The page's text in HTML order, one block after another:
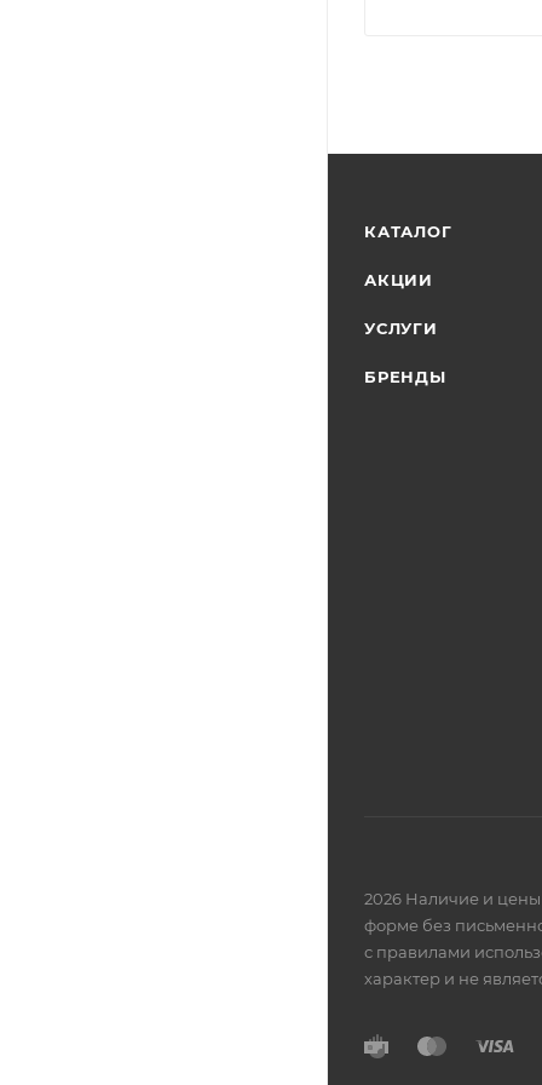
КАТАЛОГ
АКЦИИ
УСЛУГИ
БРЕНДЫ
2026 Наличие и цены
форме без
с правилами
характер и не